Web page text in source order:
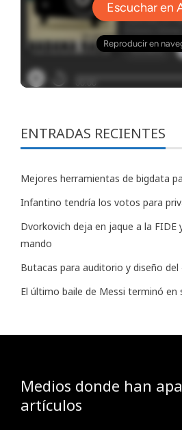
ENTRADAS RECIENTES
Mejores herramientas de bigdata
Infantino tendría los votos para
Dvorkovich deja en jaque a la FIDE
mando
Butacas para auditorio y diseño del
El último baile de Messi terminó en
Medios donde han
artículos